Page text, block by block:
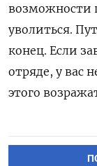
возможности
уволиться.
конец. Если
отряде, у вас
этого